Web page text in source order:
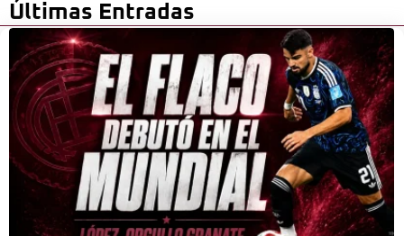
Últimas Entradas